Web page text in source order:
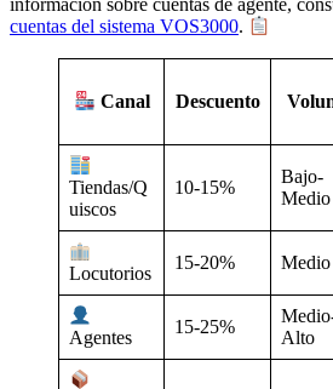
informacion sobre cuentas de agente,
cuentas del sistema VOS3000.
Canal Descuento
Tiendas/Q
uiscos
10-15%
Bajo-
Medio
Locutorios
15-20% Medio
Agentes
15-25%
Alto